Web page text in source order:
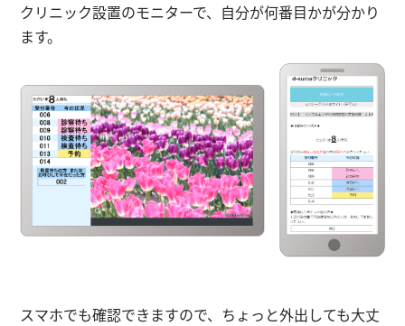
クリニック設置のモニターで、自分が何番目かが分かり
ます。
スマホでも確認できますので、ちょっと外出しても大丈